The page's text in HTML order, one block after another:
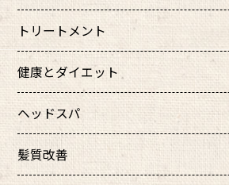
トリートメント
健康とダイエット
ヘッドスパ
髪質改善